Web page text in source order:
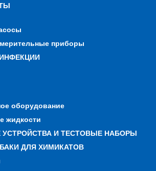
приборы
оборудование
жидкости
УСТРОЙСТВА И ТЕСТОВЫЕ НАБОРЫ
ДЛЯ ХИМИКАТОВ